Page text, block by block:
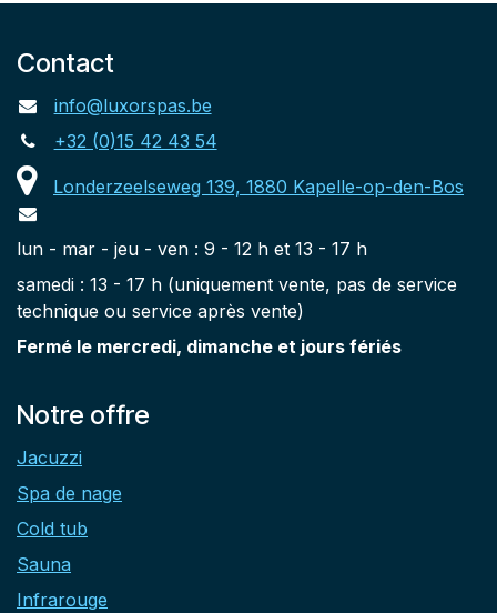
Contact
info@luxorspas.be
+32 (0)15 42 43 54
Londerzeelseweg 139, 1880 Kapelle-op-den-Bos
lun - mar - jeu - ven : 9 - 12 h et 13 - 17 h
samedi : 13 - 17 h (uniquement vente, pas de service
technique ou service après vente)
Fermé le mercredi, dimanche et jours fériés
Notre offre
Jacuzzi
Spa de nage
Cold tub
Sauna
Infrarouge